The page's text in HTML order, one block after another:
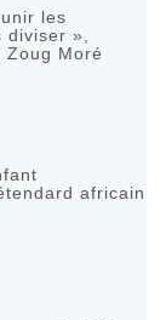
les
diviser »,
Zoug Moré
africain